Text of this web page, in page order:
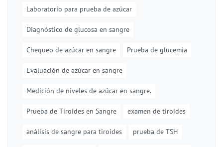
Laboratorio para prueba de azúcar
Diagnóstico de glucosa en sangre
Chequeo de azúcar en sangre Prueba de glucemia
Evaluación de azúcar en sangre
Medición de niveles de azúcar en sangre.
Prueba de Tiroides en Sangre examen de tiroides
análisis de sangre para tiroides prueba de TSH